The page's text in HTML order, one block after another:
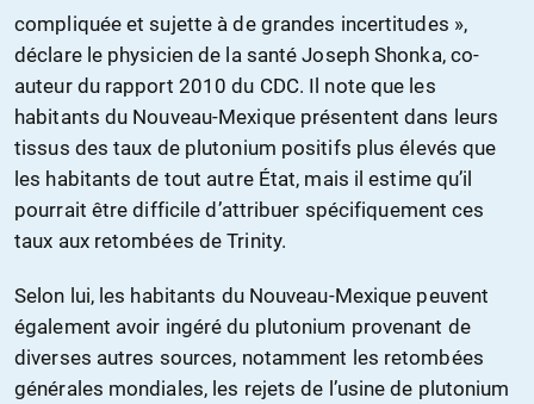
compliquée et sujette à de grandes incertitudes »,
déclare le physicien de la santé Joseph Shonka, co-
auteur du rapport 2010 du CDC. Il note que les
habitants du Nouveau-Mexique présentent dans leurs
tissus des taux de plutonium positifs plus élevés que
les habitants de tout autre État, mais il estime qu’il
pourrait être difficile d’attribuer spécifiquement ces
taux aux retombées de Trinity.
Selon lui, les habitants du Nouveau-Mexique peuvent
également avoir ingéré du plutonium provenant de
diverses autres sources, notamment les retombées
générales mondiales, les rejets de l’usine de plutonium